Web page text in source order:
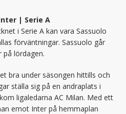
| Serie A
i Serie A kan vara Sassuolo
förväntningar. Sassuolo går
lördagen.
bra under säsongen hittills och
ställa sig på en andraplats i
ligaledarna AC Milan. Med ett
emot Inter på hemmaplan